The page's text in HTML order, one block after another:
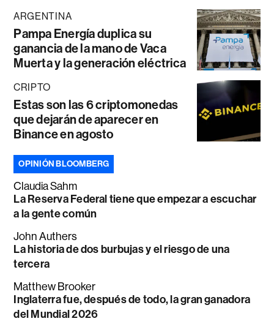
ARGENTINA
Pampa Energía duplica su
ganancia de la mano de Vaca
Muerta y la generación eléctrica
CRIPTO
Estas son las 6 criptomonedas
que dejarán de aparecer en
Binance en agosto
OPINIÓN BLOOMBERG
Claudia Sahm
La Reserva Federal tiene que empezar a escuchar
a la gente común
John Authers
La historia de dos burbujas y el riesgo de una
tercera
Matthew Brooker
Inglaterra fue, después de todo, la gran ganadora
del Mundial 2026